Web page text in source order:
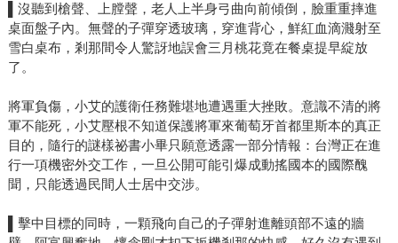
▌沒聽到槍聲、上膛聲，老人上半身弓曲向前傾倒，臉重重摔進
桌面盤子內。無聲的子彈穿透玻璃，穿進背心，鮮紅血滴濺射至
雪白桌布，剎那間令人驚訝地誤會三月桃花竟在餐桌提早綻放
了。
將軍負傷，小艾的護衛任務難堪地遭遇重大挫敗。意識不清的將
軍不能死，小艾壓根不知道保護將軍來葡萄牙首都里斯本的真正
目的，隨行的謎樣祕書小畢只願意透露一部分情報：台灣正在進
行一項機密外交工作，一旦公開可能引爆成動搖國本的國際醜
聞，只能透過民間人士居中交涉。
▌擊中目標的同時，一顆飛向自己的子彈射進離頭部不遠的牆